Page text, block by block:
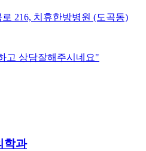
216, 치휴한방병원 (도곡동)
고 상담잘해주시네요"
학과